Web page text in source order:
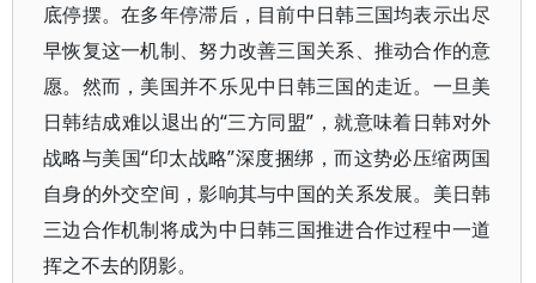
底停摆。在多年停滞后，目前中日韩三国均表示出尽
早恢复这一机制、努力改善三国关系、推动合作的意
愿。然而，美国并不乐见中日韩三国的走近。一旦美
日韩结成难以退出的“三方同盟”，就意味着日韩对外
战略与美国“印太战略”深度捆绑，而这势必压缩两国
自身的外交空间，影响其与中国的关系发展。美日韩
三边合作机制将成为中日韩三国推进合作过程中一道
挥之不去的阴影。